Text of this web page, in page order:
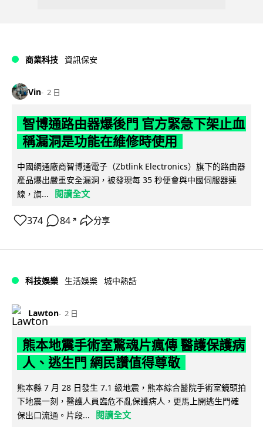
商業科技 資訊保安
Vin 2 日
智博通路由器爆後門 官方緊急下架止血
稱漏洞是功能在維修時使用
中國網通廠商智博通電子（Zbtlink Electronics）旗下的路由器
產品爆出嚴重安全漏洞，被發現每 35 秒便會與中國伺服器連
線，旗...
閱讀全文
374 84 ↗ 分享
科技娛樂 生活娛樂 城中熱話
Lawton 2 日
熊本地震手術室驚魂片瘋傳 醫護保護病
人、逃生門 網民讚值得尊敬
熊本縣 7 月 28 日發生 7.1 級地震，熊本綜合醫院手術室鏡頭拍
下地震一刻，醫護人員臨危不亂保護病人，更馬上開逃生門確
保出口流通。片段...
閱讀全文